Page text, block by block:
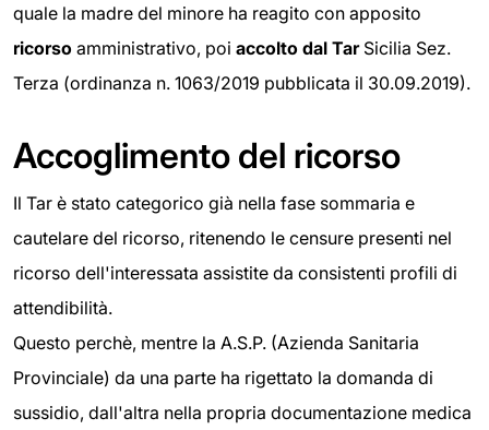
quale la madre del minore ha reagito con apposito
ricorso amministrativo, poi accolto dal TarSicilia Sez.
Terza (ordinanza n. 1063/2019 pubblicata il 30.09.2019).
Accoglimento del ricorso
Il Tar è stato categorico già nella fase sommaria e
cautelare del ricorso, ritenendo le censure presenti nel
ricorso dell'interessata assistite da consistenti profili di
attendibilità.
Questo perchè, mentre la A.S.P. (Azienda Sanitaria
Provinciale) da una parte ha rigettato la domanda di
sussidio, dall'altra nella propria documentazione medica